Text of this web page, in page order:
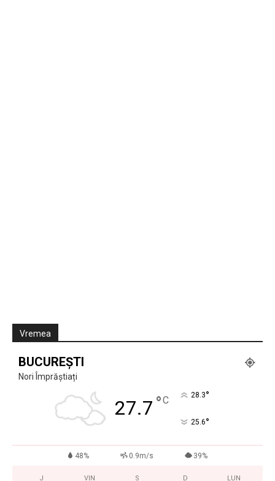
Vremea
BUCUREȘTI
Nori Împrăștiați
27.7 °C 28.3°
25.6°
48% 0.9m/s 39%
J VIN S D LUN